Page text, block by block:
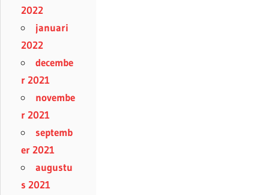
2022
januari
2022
decembe
r 2021
novembe
r 2021
septemb
er 2021
augustu
s 2021